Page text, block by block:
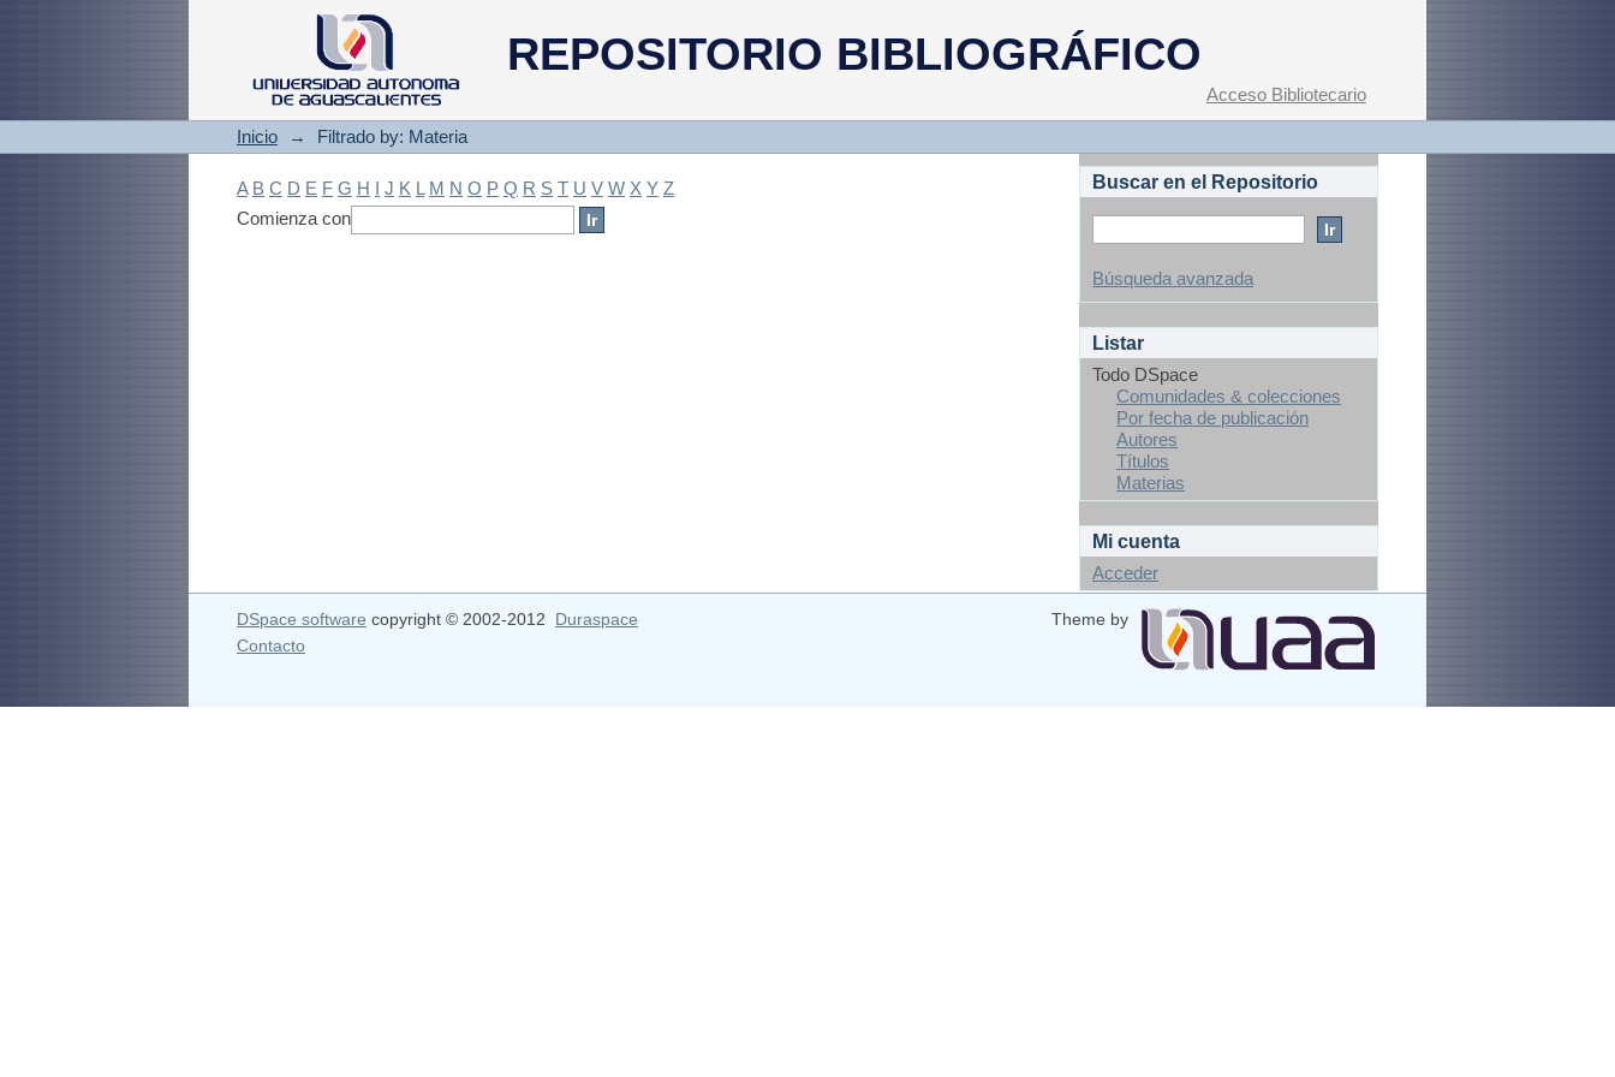
REPOSITORIO BIBLIOGRÁFICO
Filtrado by: Materia
Acceso Bibliotecario
Inicio → Filtrado by: Materia
A B C D E F G H I J K L M N O P Q R S T U V W X Y Z
Comienza con
Buscar en el Repositorio
Búsqueda avanzada
Listar
Todo DSpace
Comunidades & colecciones
Por fecha de publicación
Autores
Títulos
Materias
Mi cuenta
Acceder
DSpace software copyright © 2002-2012 Duraspace
Theme by
Contacto